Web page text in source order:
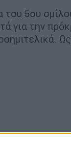
του 5ου
για την